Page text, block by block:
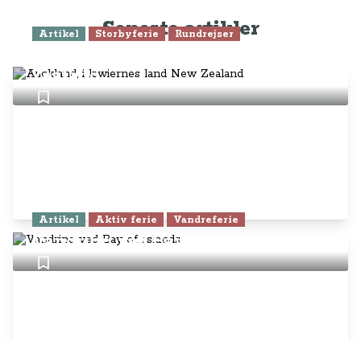
Seneste artikler
Artikel Storbyferie Rundrejser
Zealand
Artikel Aktiv ferie Vandreferie
Vandring ved Bay of Islands